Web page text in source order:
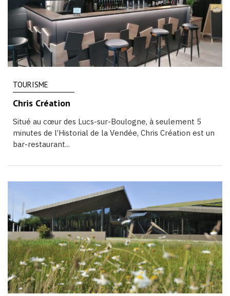
TOURISME
Chris Création
Situé au cœur des Lucs-sur-Boulogne, à seulement 5
minutes de l’Historial de la Vendée, Chris Création est un
bar-restaurant...